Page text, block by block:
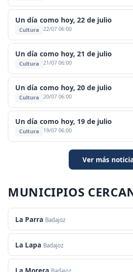
Un día como hoy, 22 de julio
Cultura 22/07 06:00
Un día como hoy, 21 de julio
Cultura 21/07 06:00
Un día como hoy, 20 de julio
Cultura 20/07 06:00
Un día como hoy, 19 de julio
Cultura 19/07 06:00
Ver más
MUNICIPIOS
La Parra Badajoz
La Lapa Badajoz